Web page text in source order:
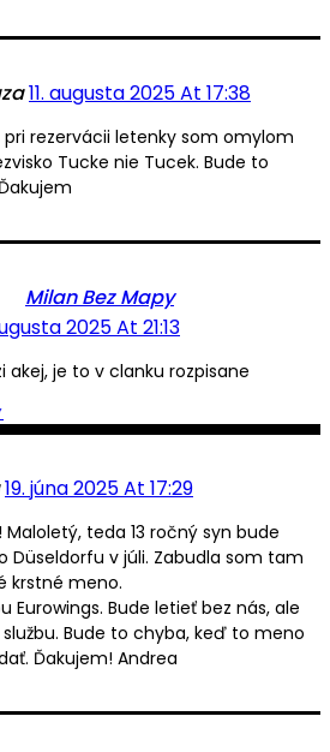
11. augusta 2025 At 17:38
pri rezervácii letenky som omylom
Tucke nie Tucek. Bude to
Milan Bez Mapy
2025 At 21:13
akej, je to v clanku rozpisane
19. júna 2025 At 17:29
teda 13 ročný syn bude
Düseldorfu v júli. Zabudla som tam
krstné meno.
Eurowings. Bude letieť bez nás, ale
Bude to chyba, keď to meno
Ďakujem! Andrea